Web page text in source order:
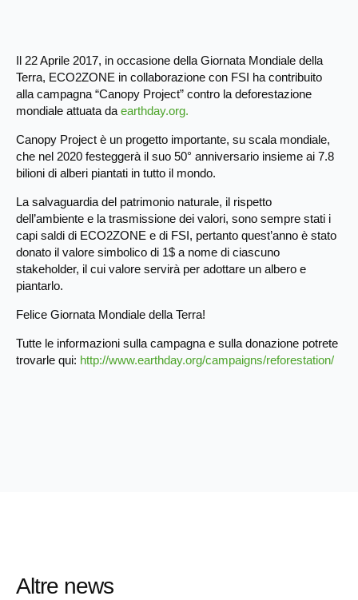
Il 22 Aprile 2017, in occasione della Giornata Mondiale della
Terra, ECO2ZONE in collaborazione con FSI ha contribuito
alla campagna “Canopy Project” contro la deforestazione
mondiale attuata da earthday.org.
Canopy Project è un progetto importante, su scala mondiale,
che nel 2020 festeggerà il suo 50° anniversario insieme ai 7.8
bilioni di alberi piantati in tutto il mondo.
La salvaguardia del patrimonio naturale, il rispetto
dell’ambiente e la trasmissione dei valori, sono sempre stati i
capi saldi di ECO2ZONE e di FSI, pertanto quest’anno è stato
donato il valore simbolico di 1$ a nome di ciascuno
stakeholder, il cui valore servirà per adottare un albero e
piantarlo.
Felice Giornata Mondiale della Terra!
Tutte le informazioni sulla campagna e sulla donazione potrete
trovarle qui: http://www.earthday.org/campaigns/reforestation/
Altre news